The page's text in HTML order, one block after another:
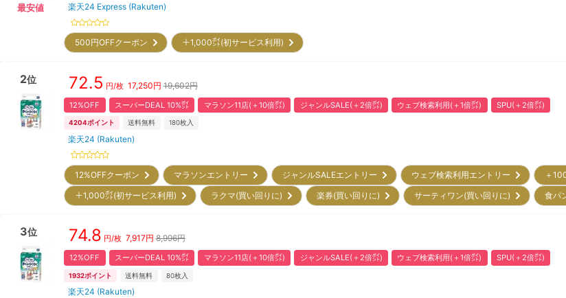
最安値 楽天24 Express (Rakuten)
500円OFFクーポン ＋1,000㌽(初サービス利用)
2位 72.5 円/枚 17,250円 19,602円
12%OFF スーパーDEAL 10%㌽ マラソン11店(＋10倍㌽) ジャンルSALE(＋2倍㌽) ウェブ検索利用(＋1倍㌽) SPU(＋2倍㌽)
4204ポイント 送料無料 180枚入
楽天24 (Rakuten)
12%OFFクーポン マラソンエントリー ジャンルSALEエントリー ウェブ検索利用エントリー ＋
＋1,000㌽(初サービス利用)
ラクマ(買い回りに) 楽券(買い回りに) サーティワン(買い回りに) 食パ
3位 74.8 円/枚 7,917円 8,996円
12%OFF スーパーDEAL 10%㌽ マラソン11店(＋10倍㌽) ジャンルSALE(＋2倍㌽) ウェブ検索利用(＋1倍㌽) SPU(＋2倍㌽)
1932ポイント 送料無料 80枚入
楽天24 (Rakuten)